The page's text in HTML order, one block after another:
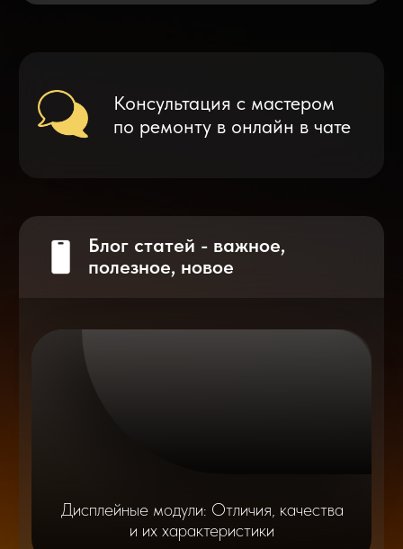
Разблокировка iPhone
Что делать после замены аккумулятора
на смартфоне?